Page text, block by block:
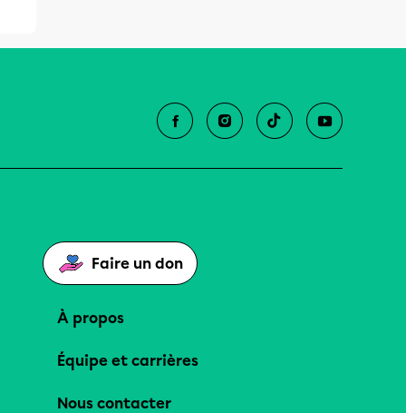
Faire un don
À propos
Équipe et carrières
Nous contacter